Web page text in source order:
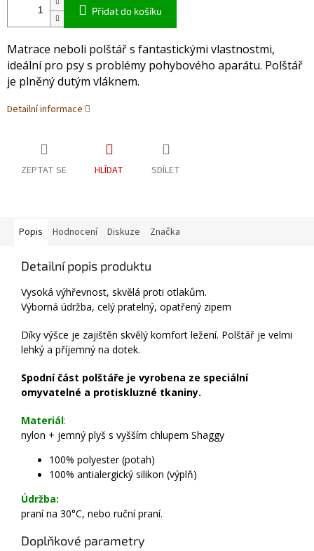
Přidat do košíku
Matrace neboli polštář s fantastickými vlastnostmi,
ideální pro psy s problémy pohybového aparátu. Polštář
je plněný dutým vláknem.
Detailní informace
ZEPTAT SE HLÍDAT SDÍLET
Popis Hodnocení Diskuze Značka
Detailní popis produktu
Vysoká výhřevnost, skvělá proti otlakům.
Výborná údržba, celý pratelný, opatřený zipem
Díky výšce je zajištěn skvělý komfort ležení. Polštář je velmi
lehký a příjemný na dotek.
Spodní část polštáře je vyrobena ze speciální
omyvatelné a protiskluzné tkaniny.
Materiál:
nylon + jemný plyš s vyšším chlupem Shaggy
100% polyester (potah)
100% antialergický silikon (výplň)
Údržba:
praní na 30°C, nebo ruční praní.
Doplňkové parametry